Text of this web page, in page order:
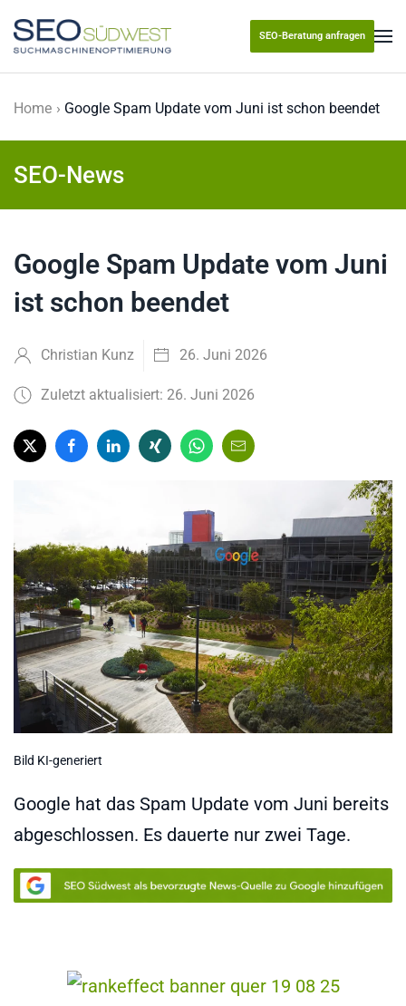
Skip to main content
SEO-Beratung anfragen
Home Google Spam Update vom Juni ist schon beendet
SEO-News
Google Spam Update vom Juni
ist schon beendet
Christian Kunz 26. Juni 2026
Zuletzt aktualisiert: 26. Juni 2026
Bild KI-generiert
Google hat das Spam Update vom Juni bereits
abgeschlossen. Es dauerte nur zwei Tage.